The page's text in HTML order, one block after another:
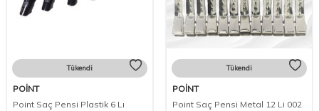
Tükendi
POİNT
Point Saç Pensi Plastik 6 Lı
Tükendi
POİNT
Point Saç Pensi Metal 12 Li 002